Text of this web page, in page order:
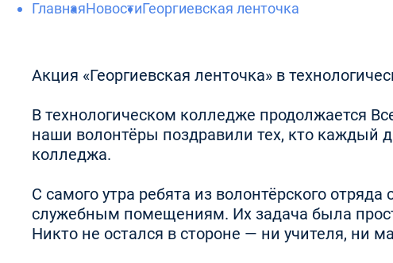
ГлавнаяНовостиГеоргиевская ленточка
Акция «Георгиевская ленточка» в
В технологическом колледже продолжается
наши волонтёры поздравили тех, кто каждый
колледжа.
С самого утра ребята из волонтёрского
служебным помещениям. Их задача была
Никто не остался в стороне — ни учителя, ни